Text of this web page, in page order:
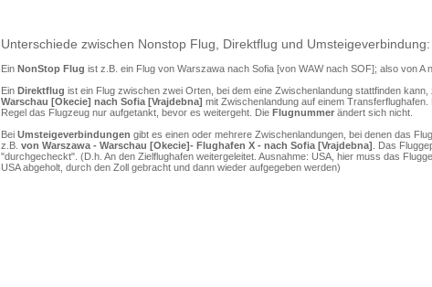
Unterschiede zwischen Nonstop Flug, Direktflug und Umsteigeverbindung:
Ein NonStop Flug ist z.B. ein Flug von Warszawa nach Sofia [von WAW nach SOF]; also von A
Ein Direktflug ist ein Flug zwischen zwei Orten, bei dem eine Zwischenlandung stattfinden kann,
Warschau [Okecie] nach Sofia [Vrajdebna] mit Zwischenlandung auf einem
Regel das Flugzeug nur aufgetankt, bevor es weitergeht. Die Flugnummer ändert sich nicht.
Bei Umsteigeverbindungen gibt es einen oder mehrere Zwischenlandungen, bei denen das
z.B. von Warszawa - Warschau [Okecie]- Flughafen X - nach Sofia [Vrajdebna] . Das
"durchgecheckt". (D.h. An den Zielflughafen weitergeleitet. Ausnahme: USA, hier muss das
USA abgeholt, durch den Zoll gebracht und dann wieder aufgegeben werden)